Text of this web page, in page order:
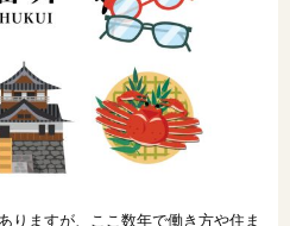
トセレクト
地情報
イン相談会
りますが、ここ数年で働き方や住ま